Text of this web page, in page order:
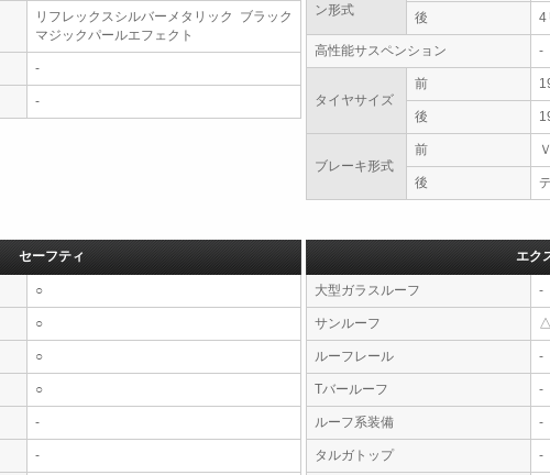
リフレックスシルバーメタリック ブラック
マジックパールエフェクト
-
-
ン形式
後 4
高性能サスペンション -
タイヤサイズ
前
後
ブレーキ形式
前
後
セーフティ
○
○
○
○
-
-
エク
大型ガラスルーフ -
サンルーフ △
ルーフレール -
Tバールーフ -
ルーフ系装備 -
タルガトップ -